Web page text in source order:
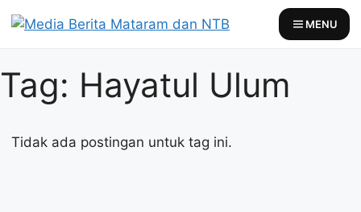
to
MENU
Tag: Hayatul Ulum
Tidak ada postingan untuk tag ini.